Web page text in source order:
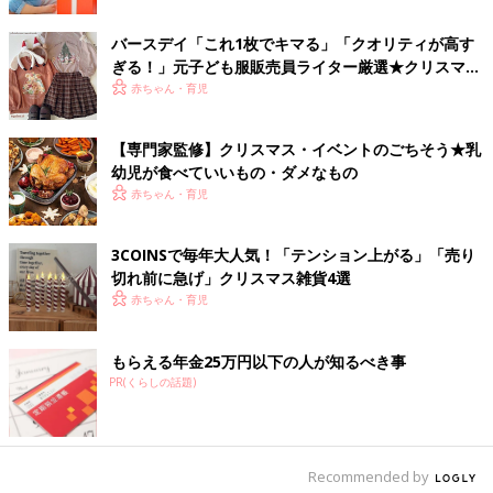
画像提供：イケア・ジャパン
ホワイトを基調にした空間に、ポイントに散りばめられた鮮やか
なカラーが、ハイセンスでオトナっぽいですね。ひとつひとつの
アイテムはシンプルながらも、あたたかみを感じられる北欧らし
いデザインです。
キッズエプロンやアドベントカレンダーも
――今回のクリスマスコレクションの中で、お子さんをお持ちの
たまひよの読者さんにオススメのアイテムはありますか？
バースデイ「これ1枚でキマる」「クオリティが高す
ぎる！」元子ども服販売員ライター厳選★クリスマス
アイテム5選
赤ちゃん・育児
【専門家監修】クリスマス・イベントのごちそう★乳
幼児が食べていいもの・ダメなもの
赤ちゃん・育児
3COINSで毎年大人気！「テンション上がる」「売り
切れ前に急げ」クリスマス雑貨4選
赤ちゃん・育児
もらえる年金25万円以下の人が知るべき事
PR(くらしの話題)
Recommended by